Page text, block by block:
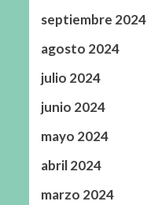
septiembre 2024
agosto 2024
julio 2024
junio 2024
mayo 2024
abril 2024
marzo 2024